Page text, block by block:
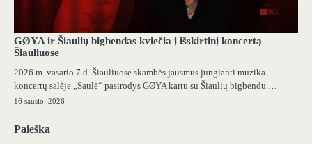
GØYA ir Šiaulių bigbendas kviečia į išskirtinį koncertą
Šiauliuose
2026 m. vasario 7 d. Šiauliuose skambės jausmus jungianti muzika –
koncertų salėje „Saulė“ pasirodys GØYA kartu su Šiaulių bigbendu.…
16 sausio, 2026
Paieška